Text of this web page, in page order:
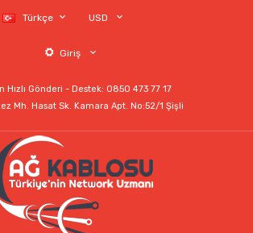
Türkçe USD
Giriş
Hızlı Gönderi - Destek: 0850 473 77 17
Mh. Hasat Sk. Kamara Apt. No:52/1 Şişli